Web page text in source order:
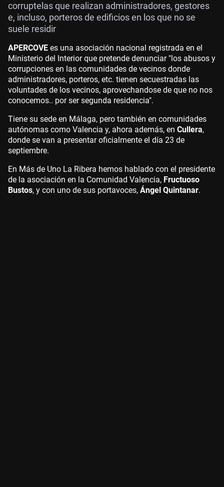
corruptelas que realizan administradores, gestores
e, incluso, porteros de edificios en los que no se
suele residir
APERCOVE es una asociación nacional registrada en el
Ministerio del Interior que pretende denunciar "los abusos y
corrupciones en las comunidades de vecinos donde
administradores, porteros, etc. tienen secuestradas las
voluntades de los vecinos, aprovechandose de que no nos
conocemos.. por ser segunda residencia".
Tiene su sede en Málaga, pero también en comunidades
autónomas como Valencia y, ahora además, en Cullera,
donde se van a presentar oficialmente el día 23 de
septiembre.
En Más de Uno La Ribera hemos hablado con el presidente
de la asociación en la Comunidad Valencia, Fructuoso
Bustos, y con uno de sus portavoces, Ángel Quintanar.